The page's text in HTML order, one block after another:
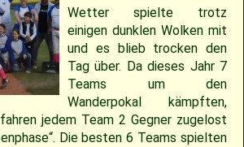
Wetter spielte trotz
einigen dunklen Wolken mit
und es blieb trocken den
Tag über. Da dieses Jahr 7
Teams um den
Wanderpokal kämpften,
jedem Team 2 Gegner zugelost
Die besten 6 Teams spielten
22.04.2023 – Cavemen 2 vs Ulm Falcons
30.05.2019 – Jugendspiel in Ravensburg
11.05.2019 – Jugendspiel in Reutlingen
05.05.2019 – Landesligaspiel gegen die Ladenburg Romans
01.05.2019 – Pokalspiel gegen Ellwangen
14.06.2017 – Pfingstturnier Steinheim 2017
25.05.2017 – Jugendspiel gegen Herrenberg
gegen Neuenburg
13.05.2017 – Jugendspiel in Herrenberg
26./27.05.2012 – 25. Pfingstturnier in Steinheim
29.04.2012 – Landesliga Bretten Kangaroos vs. Cavemen
15.04.2012 – Jugend Cavemen vs. Gammertingen
03.07.2011 – Softball-Landesligaspiel Cavemen vs. Nagold Mohawks
11./12.06.2011 – Jubiläumsturnier 25 Jahre Red Phantoms Steinheim
01.05.2011 – Landesligaspiel Cavemen vs. Bad Mergentheim Warriors
10.04.2011 – Pokelspiel Cavemen vs. Karlsruhe Cougars
I 2025
RNL 2025
2025
III 2024
RNL 2024
2024
III 2023
2023
2022
2013
2012